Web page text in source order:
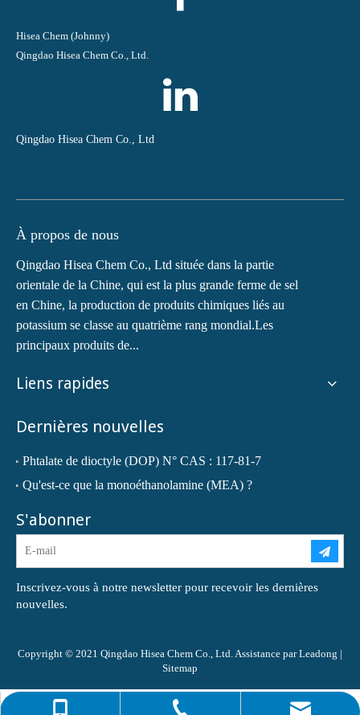
0086-532-85708217
0086-4008266163-82717
info@hiseachem.com
Hisea Chem (Johnny)
Qingdao Hisea Chem Co., Ltd.
Qingdao Hisea Chem Co., Ltd
À propos de nous
Qingdao Hisea Chem Co., Ltd située dans la partie
orientale de la Chine, qui est la plus grande ferme de sel
en Chine, la production de produits chimiques liés au
potassium se classe au quatrième rang mondial.Les
principaux produits de...
Liens rapides
Dernières nouvelles
Phtalate de dioctyle (DOP) N° CAS : 117-81-7
Qu'est-ce que la monoéthanolamine (MEA) ?
S'abonner
Inscrivez-vous à notre newsletter pour recevoir les dernières
nouvelles.
Copyright © 2021 Qingdao Hisea Chem Co., Ltd. Assistance parLeadong |
Sitemap